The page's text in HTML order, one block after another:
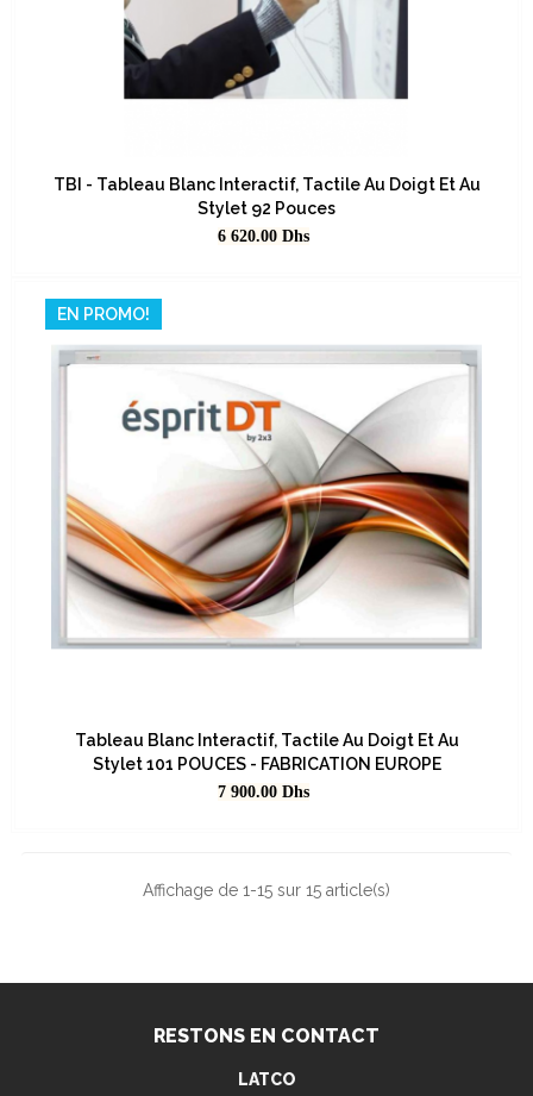
TBI - Tableau Blanc Interactif, Tactile Au Doigt Et Au
Stylet 92 Pouces
Prix
6 620.00 Dhs
EN PROMO!
Tableau Blanc Interactif, Tactile Au Doigt Et Au
Stylet 101 POUCES - FABRICATION EUROPE
Prix
7 900.00 Dhs
Affichage de 1-15 sur 15 article(s)
RESTONS EN CONTACT
LATCO